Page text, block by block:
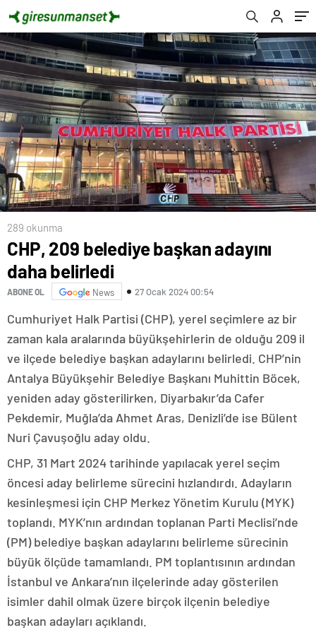
289 okunma
CHP, 209 belediye başkan adayını
daha belirledi
ABONE OL News 27 Ocak 2024 00:54
Cumhuriyet Halk Partisi (CHP), yerel seçimlere az bir
zaman kala aralarında büyükşehirlerin de olduğu 209 il
ve ilçede belediye başkan adaylarını belirledi. CHP’nin
Antalya Büyükşehir Belediye Başkanı Muhittin Böcek,
yeniden aday gösterilirken, Diyarbakır’da Cafer
Pekdemir, Muğla’da Ahmet Aras, Denizli’de ise Bülent
Nuri Çavuşoğlu aday oldu.
CHP, 31 Mart 2024 tarihinde yapılacak yerel seçim
öncesi aday belirleme sürecini hızlandırdı. Adayların
kesinleşmesi için CHP Merkez Yönetim Kurulu (MYK)
toplandı. MYK’nın ardından toplanan Parti Meclisi’nde
(PM) belediye başkan adaylarını belirleme sürecinin
büyük ölçüde tamamlandı. PM toplantısının ardından
İstanbul ve Ankara’nın ilçelerinde aday gösterilen
isimler dahil olmak üzere birçok ilçenin belediye
başkan adayları açıklandı.